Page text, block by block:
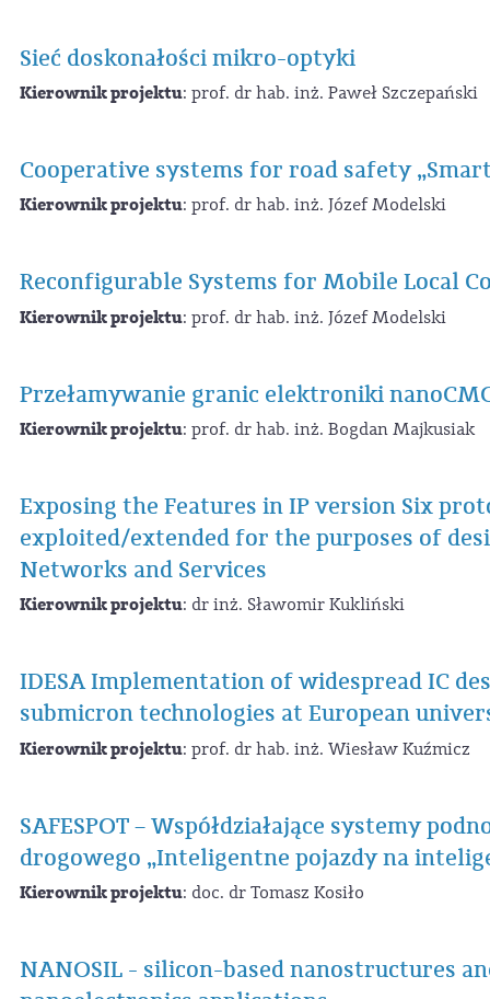
Sieć doskonałości mikro-optyki
Kierownik projektu: prof. dr hab. inż. Paweł Szczepański
Cooperative systems for road safety
Kierownik projektu: prof. dr hab. inż. Józef Modelski
Reconfigurable Systems for Mobile Local
Kierownik projektu: prof. dr hab. inż. Józef Modelski
Przełamywanie granic elektroniki
Kierownik projektu: prof. dr hab. inż. Bogdan Majkusiak
Exposing the Features in IP version Six
exploited/extended for the purposes of
Networks and Services
Kierownik projektu: dr inż. Sławomir Kukliński
IDESA Implementation of widespread IC
submicron technologies at European
Kierownik projektu: prof. dr hab. inż. Wiesław Kuźmicz
SAFESPOT – Współdziałające systemy
drogowego „Inteligentne pojazdy na
Kierownik projektu: doc. dr Tomasz Kosiło
NANOSIL - silicon-based nanostructures